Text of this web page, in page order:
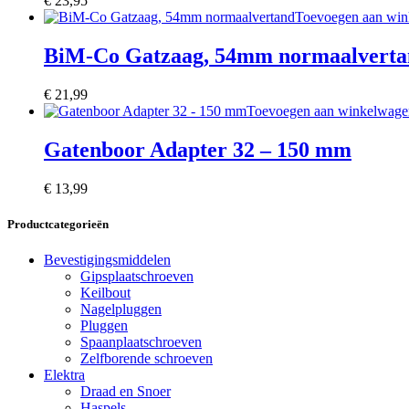
Toevoegen aan
BiM-Co Gatzaag, 54mm
€ 21,99
Toevoegen aan
Gatenboor Adapter 32 – 150 mm
€ 13,99
Productcategorieën
Bevestigingsmiddelen
Gipsplaatschroeven
Keilbout
Nagelpluggen
Pluggen
Spaanplaatschroeven
Zelfborende schroeven
Elektra
Draad en Snoer